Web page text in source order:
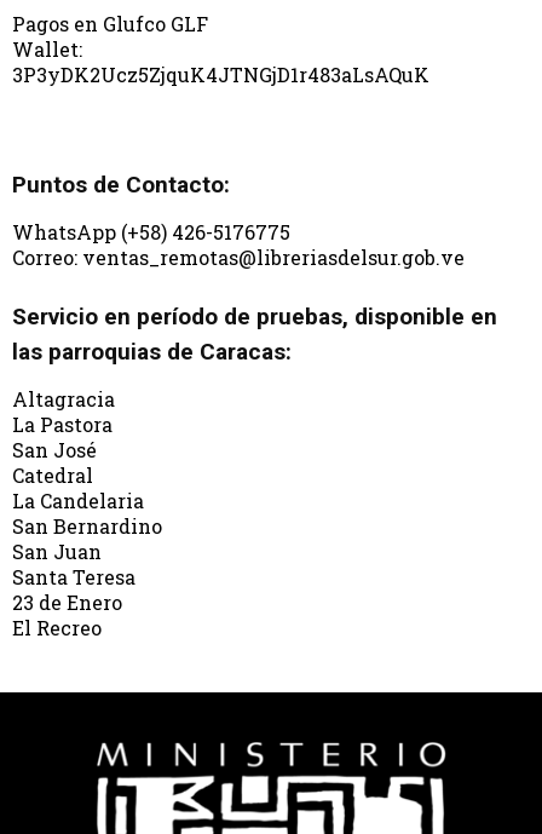
Pagos en Glufco GLF
Wallet:
3P3yDK2Ucz5ZjquK4JTNGjD1r483aLsAQuK
Puntos de Contacto:
WhatsApp (+58) 426-5176775
Correo: ventas_remotas@libreriasdelsur.gob.ve
Servicio en período de pruebas, disponible en
las parroquias de Caracas:
Altagracia
La Pastora
San José
Catedral
La Candelaria
San Bernardino
San Juan
Santa Teresa
23 de Enero
El Recreo